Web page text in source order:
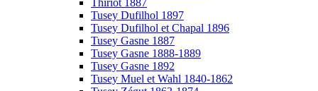
Tusey Dufilhol 1897
Tusey Dufilhol et Chapal 1896
Tusey Gasne 1887
Tusey Gasne 1888-1889
Tusey Gasne 1892
Tusey Muel et Wahl 1840-1862